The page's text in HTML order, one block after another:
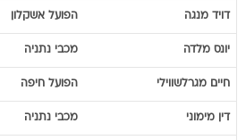
דויד מנגה הפועל אשקלון
יונס מלדה מכבי נתניה
חיים מגרלשווילי הפועל חיפה
דין מימוני מכבי נתניה